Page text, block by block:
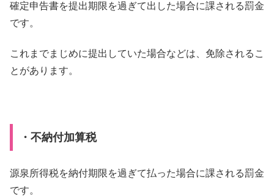
確定申告書を提出期限を過ぎて出した場合に課される罰金
です。
これまでまじめに提出していた場合などは、免除されるこ
とがあります。
・不納付加算税
源泉所得税を納付期限を過ぎて払った場合に課される罰金
です。